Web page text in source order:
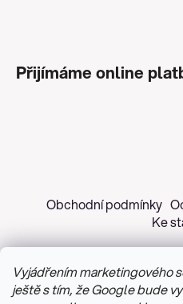
Vyjádřením marketingového
ještě s tím, že Google bude
Přijímáme online
Obchodní podmínky
Ke